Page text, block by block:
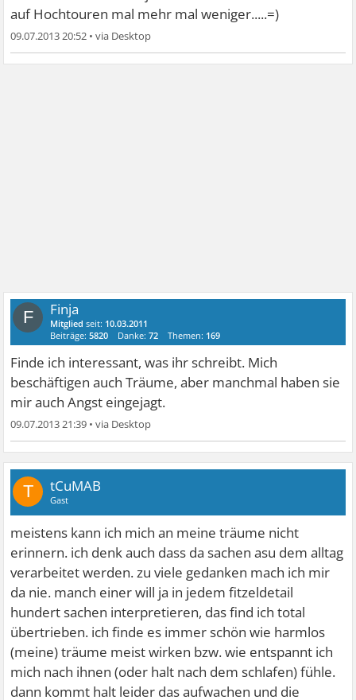
auf Hochtouren mal mehr mal weniger.....=)
09.07.2013 20:52 •
F Finja
Mitglied seit: 10.03.2011
Beiträge:5820 Danke:72 Themen: 169
Finde ich interessant, was ihr schreibt. Mich
beschäftigen auch Träume, aber manchmal haben sie
mir auch Angst eingejagt.
09.07.2013 21:39 •
T tCuMAB
Gast
meistens kann ich mich an meine träume nicht
erinnern. ich denk auch dass da sachen asu dem alltag
verarbeitet werden. zu viele gedanken mach ich mir
da nie. manch einer will ja in jedem fitzeldetail
hundert sachen interpretieren, das find ich total
übertrieben. ich finde es immer schön wie harmlos
(meine) träume meist wirken bzw. wie entspannt ich
mich nach ihnen (oder halt nach dem schlafen) fühle.
dann kommt halt leider das aufwachen und die